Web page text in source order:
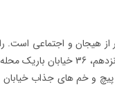
و اجتماعی است.
بخاطر «36 خیابان، 36 جنس» معروف
پیچ و خم های جذاب